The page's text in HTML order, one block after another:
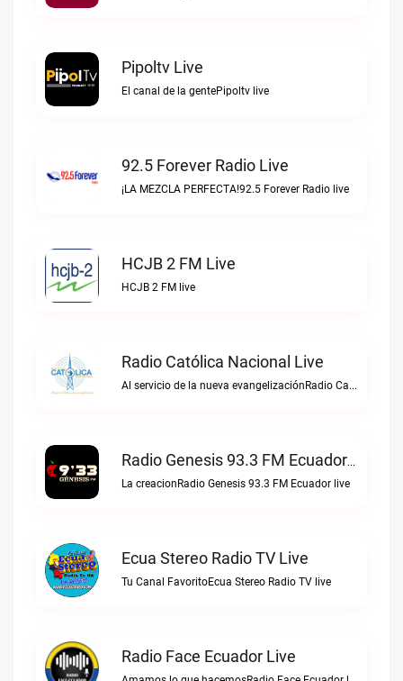
Pipoltv Live
El canal de la gentePipoltv live
92.5 Forever Radio Live
¡LA MEZCLA PERFECTA!92.5 Forever Radio live
HCJB 2 FM Live
HCJB 2 FM live
Radio Católica Nacional Live
Al servicio de la nueva evangelizaciónRadio Católica Nacional live
Radio Genesis 93.3 FM Ecuador Live
La creacionRadio Genesis 93.3 FM Ecuador live
Ecua Stereo Radio TV Live
Tu Canal FavoritoEcua Stereo Radio TV live
Radio Face Ecuador Live